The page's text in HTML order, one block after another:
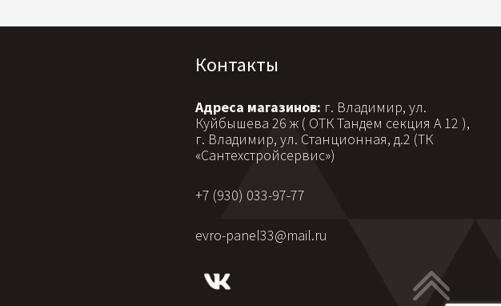
Контакты
Адреса магазинов: г. Владимир, ул.
Куйбышева 26 ж ( ОТК Тандем секция А 12 ),
г. Владимир, ул. Станционная, д.2 (ТК
«Сантехстройсервис»)
+7 (930) 033-97-77
evro-panel33@mail.ru